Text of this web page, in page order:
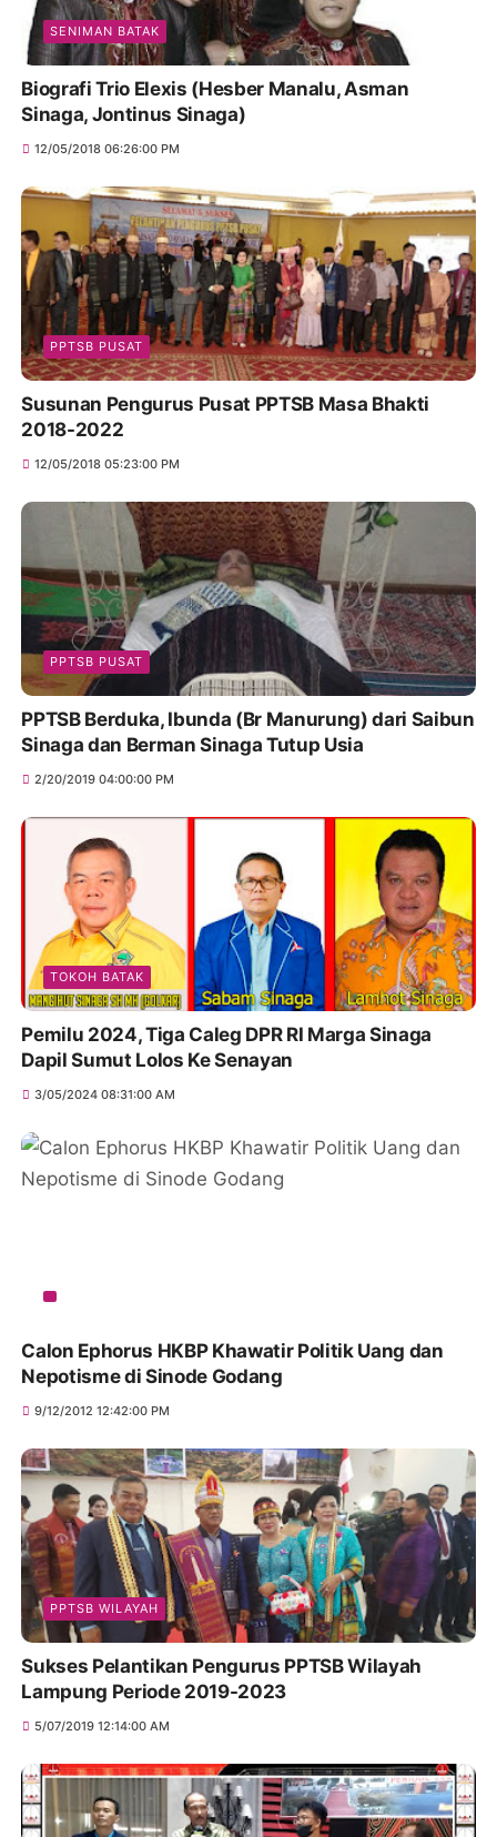
SENIMAN BATAK
Biografi Trio Elexis (Hesber Manalu, Asman
Sinaga, Jontinus Sinaga)
12/05/2018 06:26:00 PM
PPTSB PUSAT
Susunan Pengurus Pusat PPTSB Masa Bhakti
2018-2022
12/05/2018 05:23:00 PM
PPTSB PUSAT
PPTSB Berduka, Ibunda (Br Manurung) dari Saibun
Sinaga dan Berman Sinaga Tutup Usia
2/20/2019 04:00:00 PM
TOKOH BATAK
Pemilu 2024, Tiga Caleg DPR RI Marga Sinaga
Dapil Sumut Lolos Ke Senayan
3/05/2024 08:31:00 AM
Calon Ephorus HKBP Khawatir Politik Uang dan
Nepotisme di Sinode Godang
9/12/2012 12:42:00 PM
PPTSB WILAYAH
Sukses Pelantikan Pengurus PPTSB Wilayah
Lampung Periode 2019-2023
5/07/2019 12:14:00 AM